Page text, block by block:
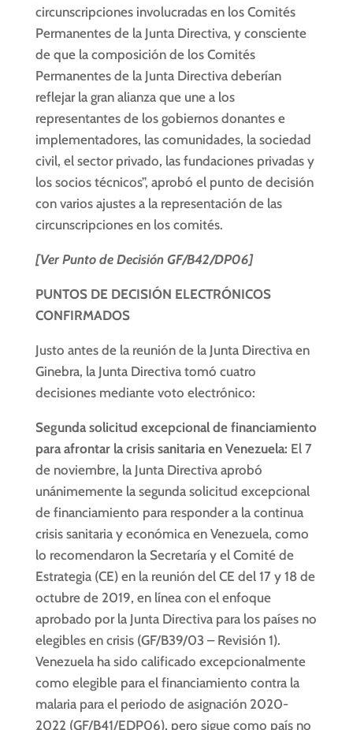
circunscripciones involucradas en los Comités
Permanentes de la Junta Directiva, y consciente
de que la composición de los Comités
Permanentes de la Junta Directiva deberían
reflejar la gran alianza que une a los
representantes de los gobiernos donantes e
implementadores, las comunidades, la sociedad
civil, el sector privado, las fundaciones privadas y
los socios técnicos”, aprobó el punto de decisión
con varios ajustes a la representación de las
circunscripciones en los comités.
[Ver Punto de Decisión GF/B42/DP06]
PUNTOS DE DECISIÓN ELECTRÓNICOS
CONFIRMADOS
Justo antes de la reunión de la Junta Directiva en
Ginebra, la Junta Directiva tomó cuatro
decisiones mediante voto electrónico:
Segunda solicitud excepcional de financiamiento
para afrontar la crisis sanitaria en Venezuela: El 7
de noviembre, la Junta Directiva aprobó
unánimemente la segunda solicitud excepcional
de financiamiento para responder a la continua
crisis sanitaria y económica en Venezuela, como
lo recomendaron la Secretaría y el Comité de
Estrategia (CE) en la reunión del CE del 17 y 18 de
octubre de 2019, en línea con el enfoque
aprobado por la Junta Directiva para los países no
elegibles en crisis (GF/B39/03 – Revisión 1).
Venezuela ha sido calificado excepcionalmente
como elegible para el financiamiento contra la
malaria para el periodo de asignación 2020-
2022 (GF/B41/EDP06), pero sigue como país no